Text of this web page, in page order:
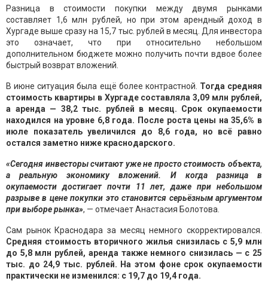
Разница в стоимости покупки между двумя рынками
составляет 1,6 млн рублей, но при этом арендный доход в
Хургаде выше сразу на 15,7 тыс. рублей в месяц. Для инвестора
это означает, что при относительно небольшом
дополнительном бюджете можно получить почти вдвое более
быстрый возврат вложений.
В июне ситуация была ещё более контрастной. Тогда средняя
стоимость квартиры в Хургаде составляла 3,09 млн рублей,
а аренда — 38,2 тыс. рублей в месяц. Срок окупаемости
находился на уровне 6,8 года. После роста цены на 35,6% в
июле показатель увеличился до 8,6 года, но всё равно
остался заметно ниже краснодарского.
«Сегодня инвесторы считают уже не просто стоимость объекта,
а реальную экономику вложений. И когда разница в
окупаемости достигает почти 11 лет, даже при небольшом
разрыве в цене покупки это становится серьёзным аргументом
при выборе рынка», — отмечает Анастасия Болотова.
Сам рынок Краснодара за месяц немного скорректировался.
Средняя стоимость вторичного жилья снизилась с 5,9 млн
до 5,8 млн рублей, аренда также немного снизилась — с 25
тыс. до 24,9 тыс. рублей. На этом фоне срок окупаемости
практически не изменился: с 19,7 до 19,4 года.